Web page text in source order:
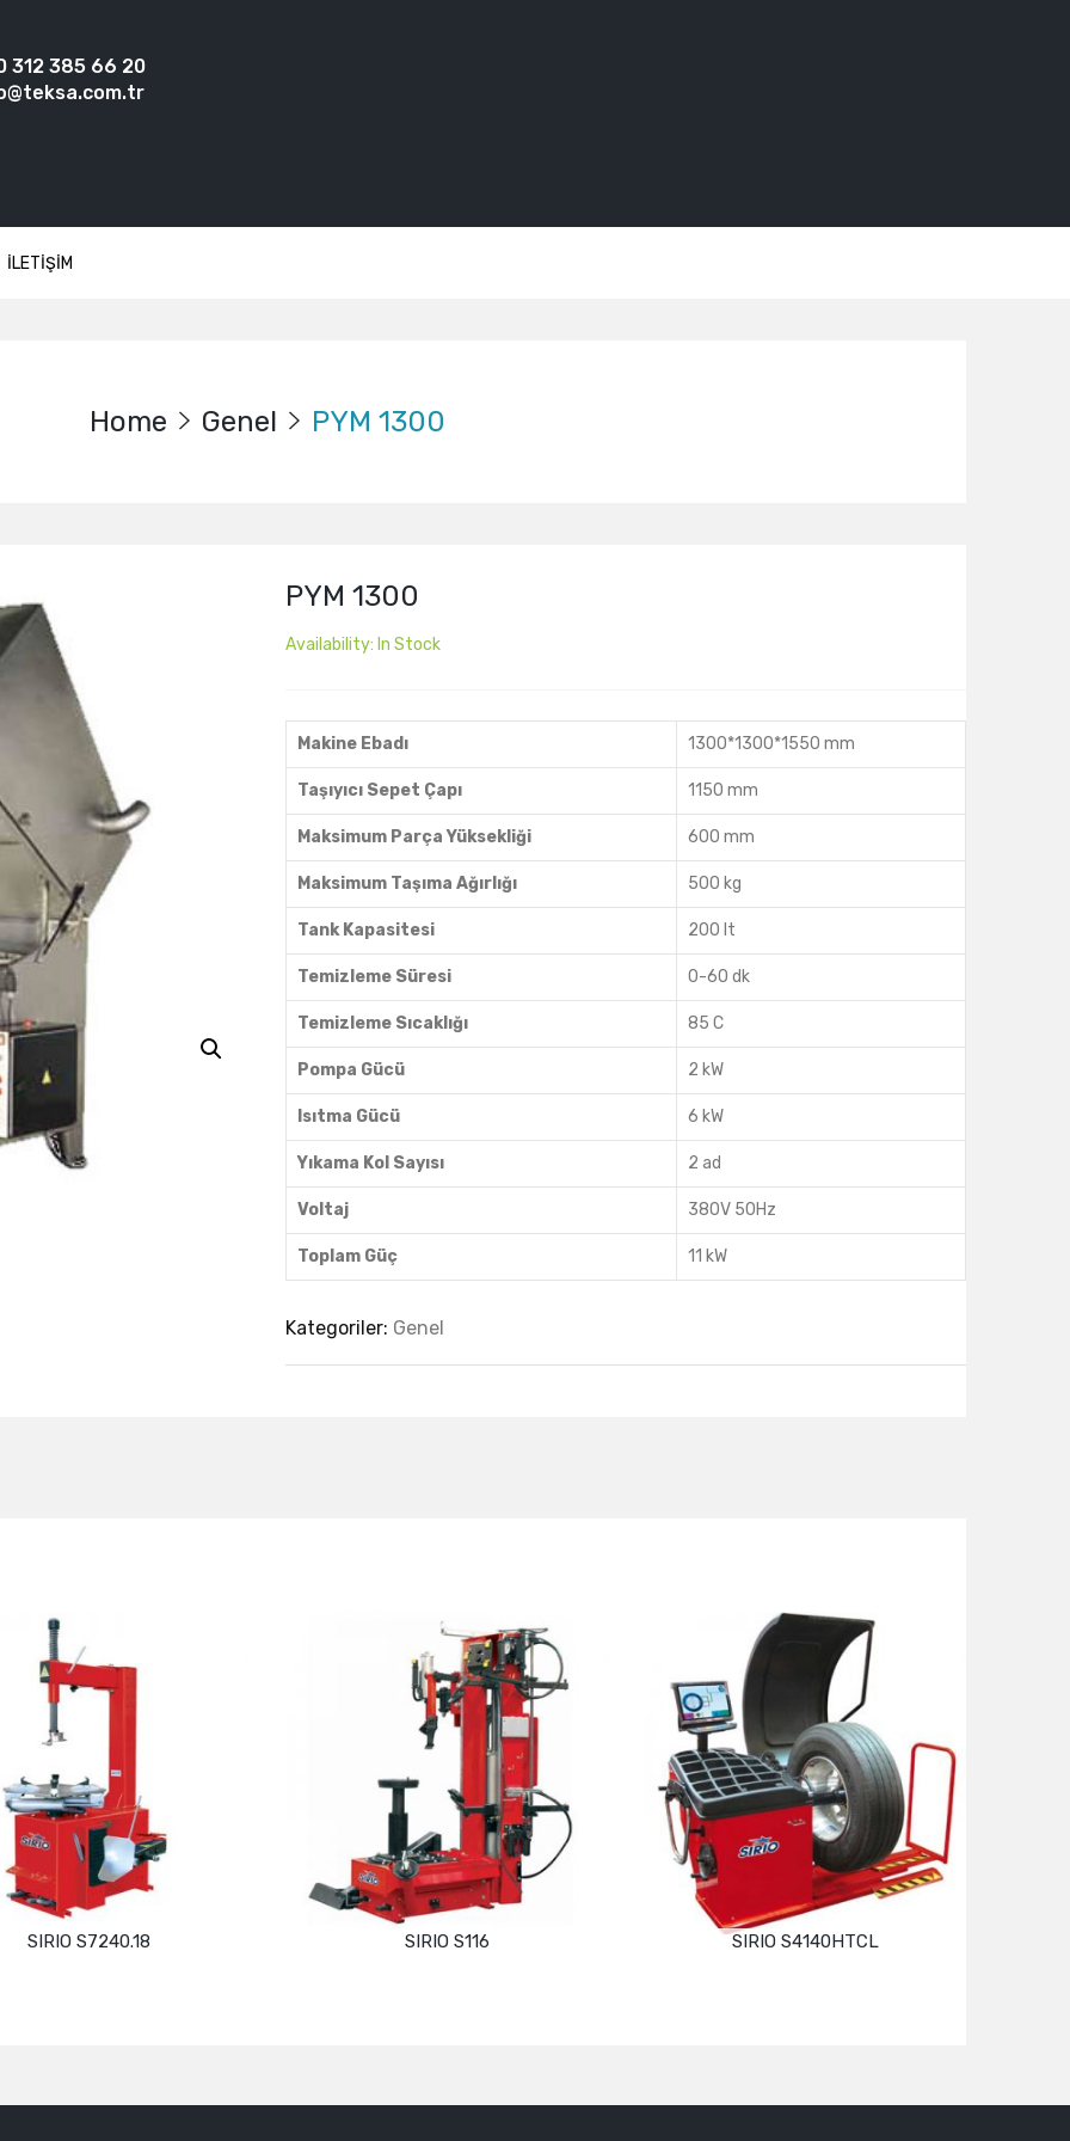
312 385 66 20
İLETİŞİM
Home Genel PYM 1300
PYM 1300
Availability: In Stock
Makine Ebadı 1300*1300*1550 mm
Taşıyıcı Sepet Çapı 1150 mm
Maksimum Parça Yüksekliği 600 mm
Maksimum Taşıma Ağırlığı 500 kg
Tank Kapasitesi 200 lt
Temizleme Süresi 0-60 dk
Temizleme Sıcaklığı 85 C
Pompa Gücü 2 kW
Isıtma Gücü 6 kW
Yıkama Kol Sayısı 2 ad
Voltaj 380V 50Hz
Toplam Güç 11 kW
Kategoriler: Genel
SIRIO S7240.18 SIRIO S116 SIRIO S4140HTCL